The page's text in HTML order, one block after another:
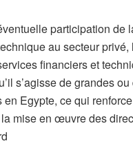
participation
au secteur
financiers et
s’agisse de grandes
Egypte, ce qui
mise en œuvre des